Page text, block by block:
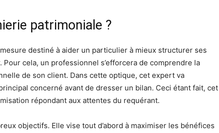
patrimoniale ?
mesure destiné à aider un particulier à mieux structurer ses
cela, un professionnel s’efforcera de comprendre la
de son client. Dans cette optique, cet expert va
concerné avant de dresser un bilan. Ceci étant fait, cet
répondant aux attentes du requérant.
objectifs. Elle vise tout d’abord à maximiser les bénéfices